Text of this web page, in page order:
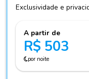
Exclusividade e
A partir de
R$ 503
por noite